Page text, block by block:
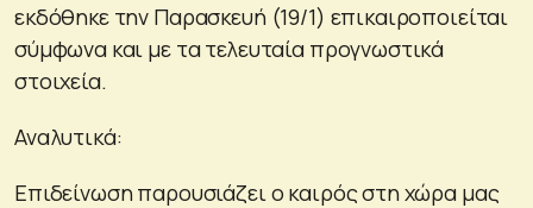
εκδόθηκε την Παρασκευή (19/1) επικαιροποιείται
σύμφωνα και με τα τελευταία προγνωστικά
στοιχεία.
Αναλυτικά:
Επιδείνωση παρουσιάζει ο καιρός στη χώρα μας